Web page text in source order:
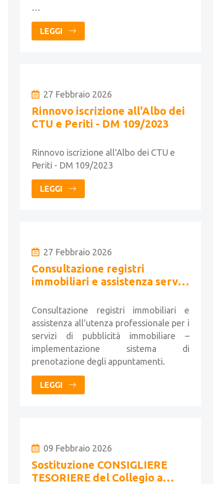
…
LEGGI
27 Febbraio 2026
Rinnovo iscrizione all'Albo dei
CTU e Periti - DM 109/2023
Rinnovo iscrizione all'Albo dei CTU e
Periti - DM 109/2023
LEGGI
27 Febbraio 2026
Consultazione registri
immobiliari e assistenza servizi
Consultazione registri immobiliari e
assistenza all’utenza professionale per i
servizi di pubblicità immobiliare –
implementazione sistema di
prenotazione degli appuntamenti.
LEGGI
09 Febbraio 2026
Sostituzione CONSIGLIERE
TESORIERE del Collegio a